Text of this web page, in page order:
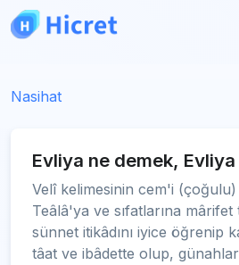
Nasihat
Evliya ne demek,
Velî kelimesinin cem'i
Teâlâ'ya ve sıfatlarına
sünnet itikâdını iyice öğrenip
tâat ve ibâdette olup,